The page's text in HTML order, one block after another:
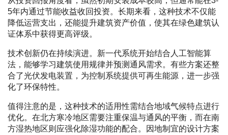
5年内通过节能收益收回投资。长期来看，这种技术不仅能
降低运营支出，还能提升建筑资产价值，使其在绿色建筑认
证体系中获得更高评级。
技术创新仍在持续演进。新一代系统开始结合人工智能算
法，能够学习建筑使用规律并预测通风需求。有些方案还整
合了光伏发电装置，为控制系统提供可再生能源，进一步强
化了环保特性。
值得注意的是，这种技术的适用性需结合地域气候特点进行
优化。在北方寒冷地区需要注重保温与通风的平衡，而在南
方湿热地区则应强化除湿功能的配合。因地制宜的设计方案